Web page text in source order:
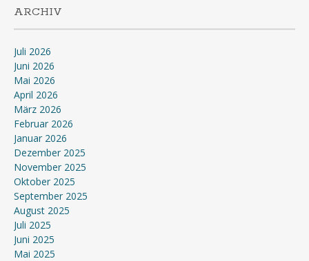
ARCHIV
Juli 2026
Juni 2026
Mai 2026
April 2026
März 2026
Februar 2026
Januar 2026
Dezember 2025
November 2025
Oktober 2025
September 2025
August 2025
Juli 2025
Juni 2025
Mai 2025